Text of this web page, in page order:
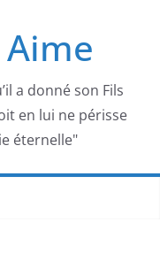
a donné son Fils
en lui ne périsse
éternelle"